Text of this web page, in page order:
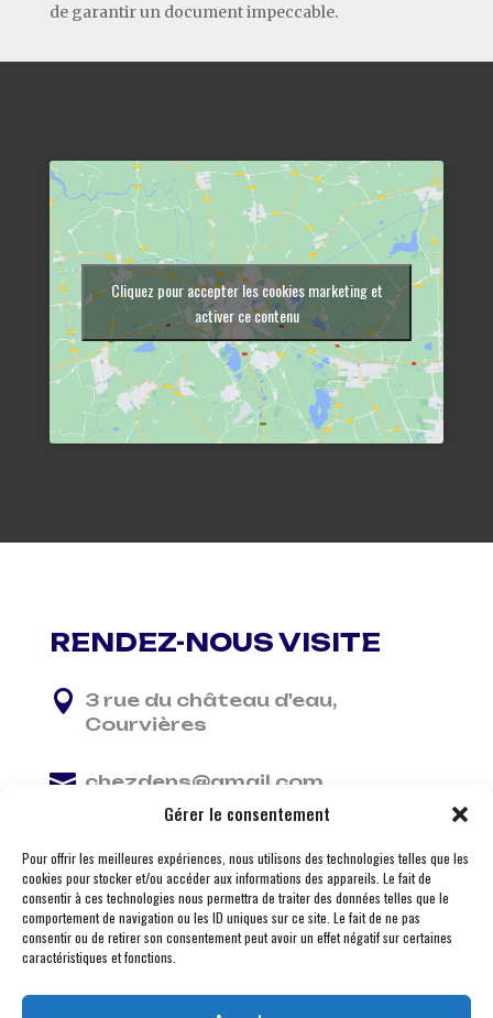
Gérer le consentement
Pour offrir les meilleures expériences, nous utilisons des technologies telles que les
cookies pour stocker et/ou accéder aux informations des appareils. Le fait de
consentir à ces technologies nous permettra de traiter des données telles que le
comportement de navigation ou les ID uniques sur ce site. Le fait de ne pas
consentir ou de retirer son consentement peut avoir un effet négatif sur certaines
caractéristiques et fonctions.
de garantir un document impeccable.
Cliquez pour accepter les cookies marketing et
activer ce contenu
RENDEZ-NOUS VISITE
 3 rue du château d'eau,
Courvières
 chezdens@gmail.com